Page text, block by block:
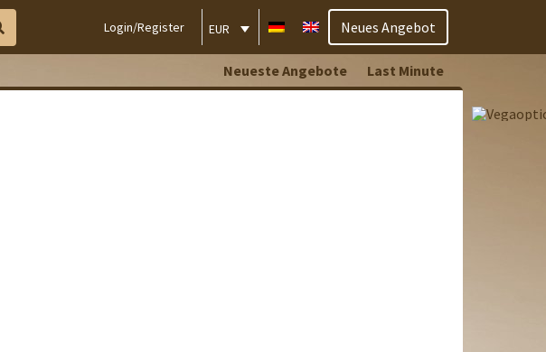
Login/Register EUR Neues Angebot
Neueste Angebote Last Minute